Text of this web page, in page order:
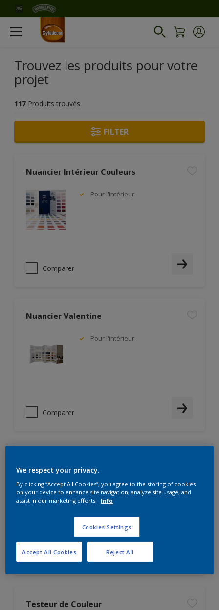
Trouvez les produits pour votre
projet
117 Produits trouvés
FILTER
Nuancier Intérieur Couleurs
Pour l'intérieur
Comparer
Nuancier Valentine
Pour l'intérieur
Comparer
Pour l'intérieur
Comparer
Testeur de Couleur
We respect your privacy.
By clicking “Accept All Cookies”, you agree to the storing of cookies
on your device to enhance site navigation, analyze site usage, and
assist in our marketing efforts. Info
Cookies Settings
Reject All
Accept All Cookies